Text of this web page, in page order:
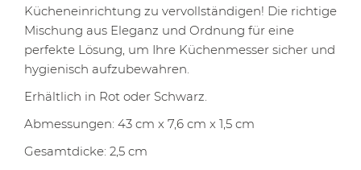
Kücheneinrichtung zu vervollständigen! Die richtige
Mischung aus Eleganz und Ordnung für eine
perfekte Lösung, um Ihre Küchenmesser sicher und
hygienisch aufzubewahren.
Erhältlich in Rot oder Schwarz.
Abmessungen: 43 cm x 7,6 cm x 1,5 cm
Gesamtdicke: 2,5 cm